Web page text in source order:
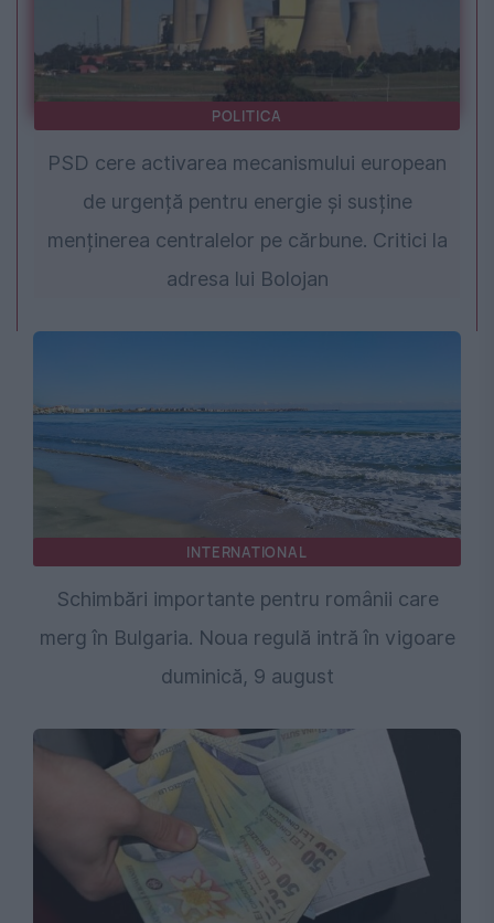
POLITICA
PSD cere activarea mecanismului european
de urgență pentru energie și susține
menținerea centralelor pe cărbune. Critici la
adresa lui Bolojan
INTERNATIONAL
Schimbări importante pentru românii care
merg în Bulgaria. Noua regulă intră în vigoare
duminică, 9 august